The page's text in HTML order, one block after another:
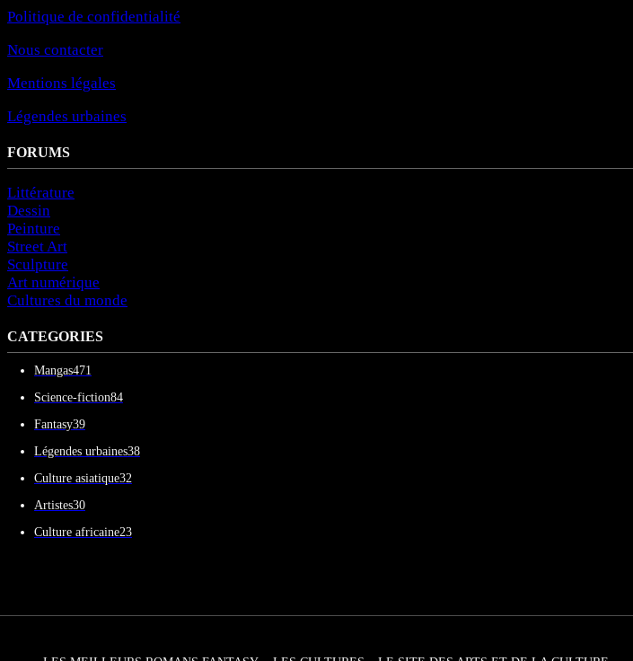
Politique de confidentialité
Nous contacter
Mentions légales
Légendes urbaines
FORUMS
Littérature
Dessin
Peinture
Street Art
Sculpture
Art numérique
Cultures du monde
CATEGORIES
Mangas471
Science-fiction84
Fantasy39
Légendes urbaines38
Culture asiatique32
Artistes30
Culture africaine23